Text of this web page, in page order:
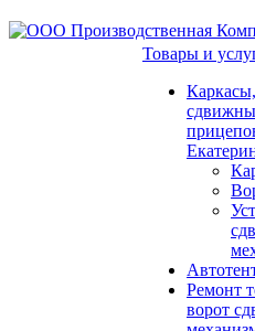
Товары и
Ремонт
ворот